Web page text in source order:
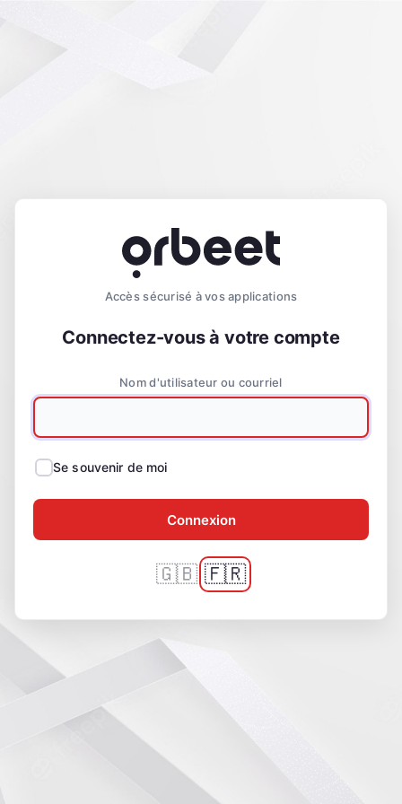
Accès sécurisé à vos applications
Connectez-vous à votre compte
Nom d'utilisateur ou courriel
Se souvenir de moi
🇬🇧 🇫🇷